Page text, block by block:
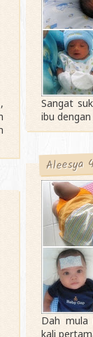
Sangat
ibu
Aleesya
Dah mula
kali